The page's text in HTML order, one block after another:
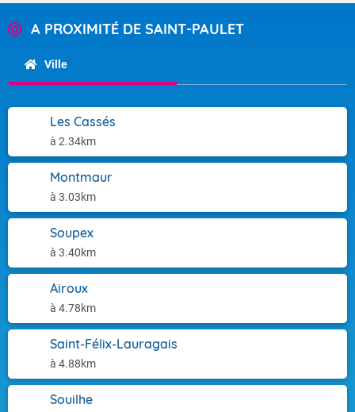
A PROXIMITÉ DE SAINT-PAULET
Ville
Les Cassés
à 2.34km
Montmaur
à 3.03km
Soupex
à 3.40km
Airoux
à 4.78km
Saint-Félix-Lauragais
à 4.88km
Souilhe